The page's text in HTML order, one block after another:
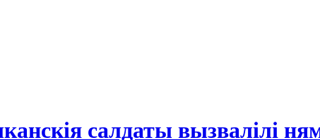
салдаты вызвалілі